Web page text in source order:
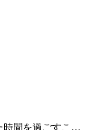
時間を過ごすこ…